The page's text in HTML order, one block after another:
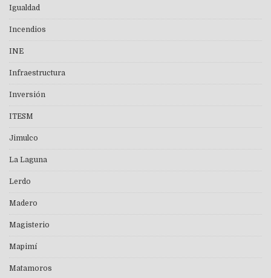
Igualdad
Incendios
INE
Infraestructura
Inversión
ITESM
Jimulco
La Laguna
Lerdo
Madero
Magisterio
Mapimí
Matamoros